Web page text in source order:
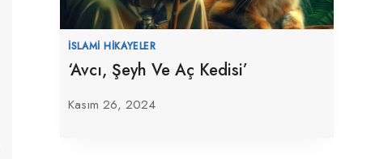
İSLAMI HIKAYELER
‘Avcı, Şeyh Ve Aç Kedisi’
Kasım 26, 2024